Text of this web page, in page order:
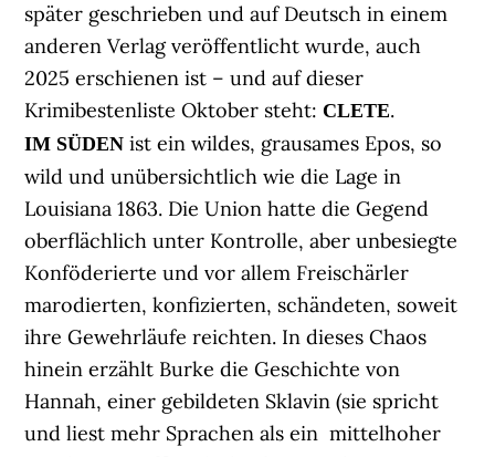
später geschrieben und auf Deutsch in einem
anderen Verlag veröffentlicht wurde, auch
2025 erschienen ist – und auf dieser
Krimibestenliste Oktober steht:CLETE.
IM SÜDEN ist ein wildes, grausames Epos, so
wild und unübersichtlich wie die Lage in
Louisiana 1863. Die Union hatte die Gegend
oberflächlich unter Kontrolle, aber unbesiegte
Konföderierte und vor allem Freischärler
marodierten, konfizierten, schändeten, soweit
ihre Gewehrläufe reichten. In dieses Chaos
hinein erzählt Burke die Geschichte von
Hannah, einer gebildeten Sklavin (sie spricht
und liest mehr Sprachen als ein mittelhoher